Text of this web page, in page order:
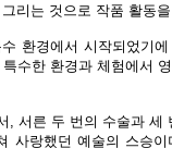
리는 것으로 작품 활동을
환경에서 시작되었기
수한 환경과 체험에서
, 서른 두 번의 수술과 세
사랑했던 예술의 스승